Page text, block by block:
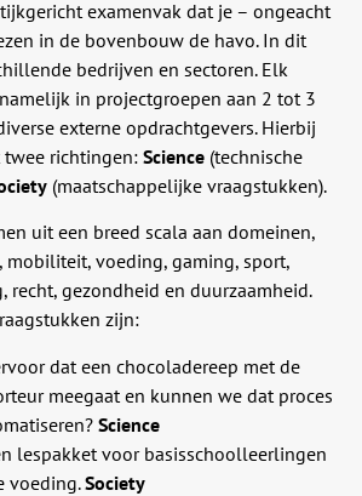
examenvak dat je – ongeacht
in de bovenbouw de havo. In dit
bedrijven en sectoren. Elk
in projectgroepen aan 2 tot 3
externe opdrachtgevers. Hierbij
twee richtingen: Science (technische
(maatschappelijke vraagstukken).
uit een breed scala aan domeinen,
mobiliteit, voeding, gaming, sport,
recht, gezondheid en duurzaamheid.
zijn:
dat een chocoladereep met de
meegaat en kunnen we dat proces
Science
lespakket voor basisschoolleerlingen
voeding.Society